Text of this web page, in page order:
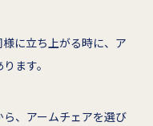
に立ち上がる時に、ア
ます。
、アームチェアを選び